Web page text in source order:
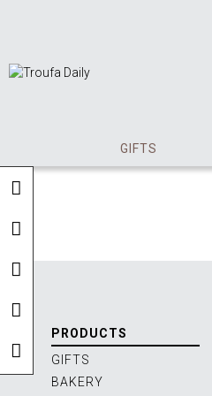
GIFTS
PRODUCTS
GIFTS
BAKERY